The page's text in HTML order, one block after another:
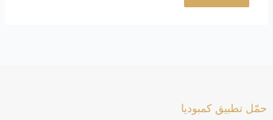
حمّل تطبيق كمبوديا